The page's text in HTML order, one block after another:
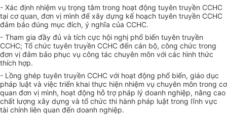
- Xác định nhiệm vụ trọng tâm trong hoạt động tuyên truyền CCHC
tại cơ quan, đơn vị mình để xây dựng kế hoạch tuyên truyền CCHC
đảm bảo đúng mục đích, ý nghĩa của CCHC.
- Tham gia đầy đủ và tích cực hội nghị phổ biến tuyên truyền
CCHC; Tổ chức tuyên truyền CCHC đến cán bộ, công chức trong
đơn vị đảm bảo phục vụ công tác chuyên môn với các hình thức
thích hợp.
- Lồng ghép tuyên truyền CCHC với hoạt động phổ biến, giáo dục
pháp luật và việc triển khai thực hiện nhiệm vụ chuyên môn trong cơ
quan đơn vị mình, hoạt động hỗ trợ pháp lý doanh nghiệp, nâng cao
chất lượng xây dựng và tổ chức thi hành pháp luật trong lĩnh vực
tài chính liên quan đến doanh nghiệp.